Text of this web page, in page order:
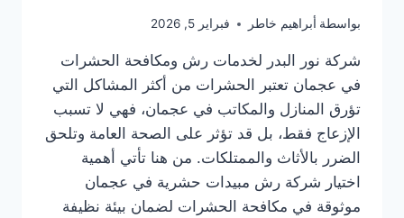
بواسطة أبراهيم خاطر فبراير 5, 2026
شركة نور البدر لخدمات رش ومكافحة الحشرات
في عجمان تعتبر الحشرات من أكثر المشاكل التي
تؤرق المنازل والمكاتب في عجمان، فهي لا تسبب
الإزعاج فقط، بل قد تؤثر على الصحة العامة وتلحق
الضرر بالأثاث والممتلكات. من هنا تأتي أهمية
اختيار شركة رش مبيدات حشرية في عجمان
موثوقة في مكافحة الحشرات لضمان بيئة نظيفة